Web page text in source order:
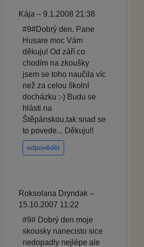
Kája – 9.1.2008 21:38
#9#Dobrý den. Pane
Husare moc Vám
děkuju! Od září co
chodím na zkoušky
jsem se toho naučila víc
než za celou školní
docházku :-) Budu se
hlásti na
Štěpánskou,tak snad se
to povede... Děkuju!!
odpovědět
Roksolana Dryndak –
15.10.2007 11:22
#9# Dobrý den moje
skousky nanecisto sice
nedopadly nejlépe ale